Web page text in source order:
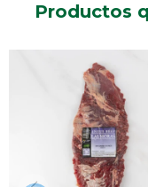
Productos